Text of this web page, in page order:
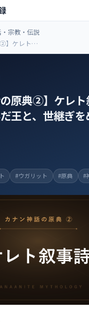
宗教・伝説
②】ケレト叙
王と、世継
の原典②】ケレ
王と、世継ぎ
#ウガリット #原典 #